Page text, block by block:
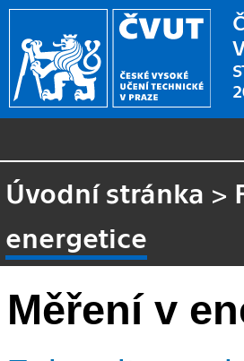
Úvodní stránka >
energetice
Měření v